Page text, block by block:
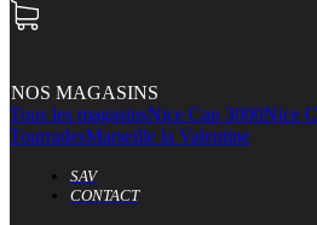
NOS MAGASINS
Tous les magasinsNice Cap 3000Nice
TourradesMarseille la Valentine
SAV
CONTACT